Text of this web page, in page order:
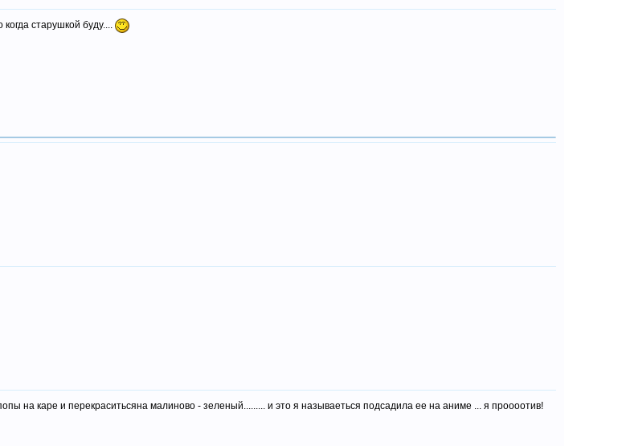
старушкой буду....
на каре и перекраситьсяна малиново - зеленый......... и это я называеться подсадила ее на аниме ... я проооотив!